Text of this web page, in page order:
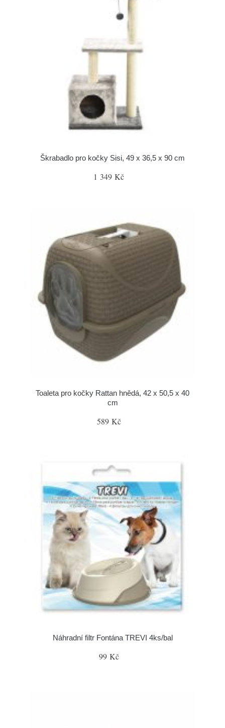
Škrabadlo pro kočky Sisi, 49 x 36,5 x 90 cm
1 349 Kč
Toaleta pro kočky Rattan hnědá, 42 x 50,5 x 40
cm
589 Kč
Náhradní filtr Fontána TREVI 4ks/bal
99 Kč